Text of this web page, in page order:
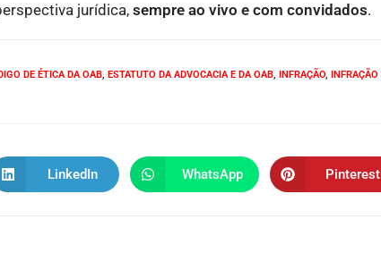
jurídica, sempre ao vivo e com convidados.
DE ÉTICA DA OAB, ESTATUTO DA ADVOCACIA E DA OAB, INFRAÇÃO,
INFRAÇÃO
LinkedIn WhatsApp Pinterest